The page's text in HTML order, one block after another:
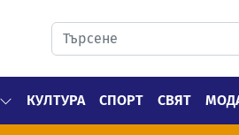
КУЛТУРА СПОРТ СВЯТ